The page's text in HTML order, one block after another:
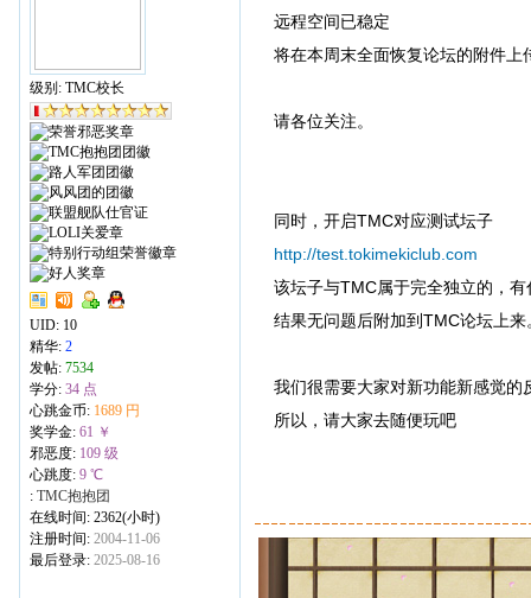
级别: TMC校长
UID: 10
精华: 2
发帖: 7534
学分: 34 点
心跳金币: 1689 円
奖学金: 61 ￥
邪恶度: 109 级
心跳度: 9 ℃
: TMC抱抱团
在线时间: 2362(小时)
注册时间: 2004-11-06
最后登录: 2025-08-16
远程空间已稳定
将在本周末全面恢复论坛的附件上
请各位关注。
同时，开启TMC对应测试坛子
http://test.tokimekiclub.com
该坛子与TMC属于完全独立的，
结果无问题后附加到TMC论坛上来
我们很需要大家对新功能新感觉的
所以，请大家去随便玩吧